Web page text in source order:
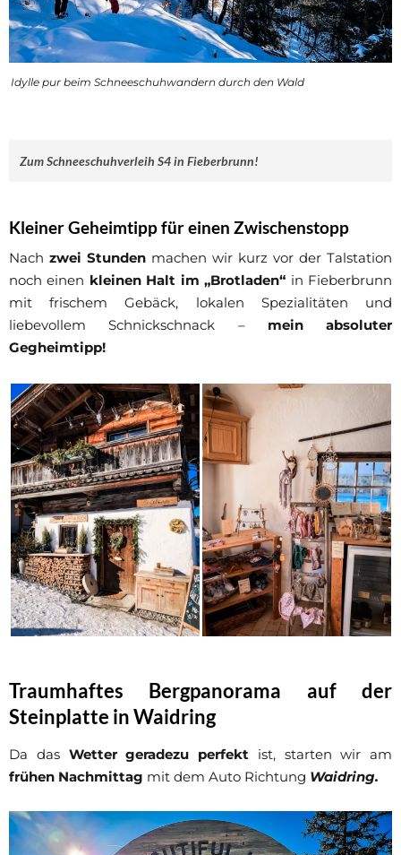
Idylle pur beim Schneeschuhwandern durch den Wald
Zum Schneeschuhverleih S4 in Fieberbrunn!
Kleiner Geheimtipp für einen Zwischenstopp
Nach zwei Stunden machen wir kurz vor der Talstation
noch einen kleinen Halt im „Brotladen“ in Fieberbrunn
mit frischem Gebäck, lokalen Spezialitäten und
liebevollem Schnickschnack – mein absoluter
Gegheimtipp!
Traumhaftes Bergpanorama auf der
Steinplatte in Waidring
Da das Wetter geradezu perfekt ist, starten wir am
frühen Nachmittag mit dem Auto Richtung Waidring.